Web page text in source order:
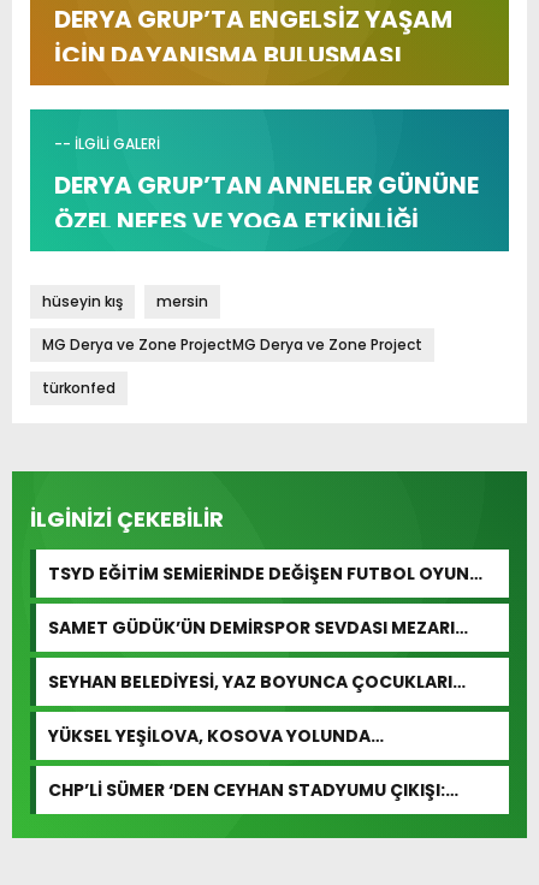
DERYA GRUP’TA ENGELSİZ YAŞAM
İÇİN DAYANIŞMA BULUŞMASI
-- İLGİLİ GALERİ
DERYA GRUP’TAN ANNELER GÜNÜNE
ÖZEL NEFES VE YOGA ETKİNLİĞİ
hüseyin kış mersin
MG Derya ve Zone ProjectMG Derya ve Zone Project
türkonfed
İLGİNİZİ ÇEKEBİLİR
TSYD EĞİTİM SEMİERİNDE DEĞİŞEN FUTBOL OYUN
KURALLARI ANLATILDI
SAMET GÜDÜK’ÜN DEMİRSPOR SEVDASI MEZARI
BAŞINDA YAŞATILDI
SEYHAN BELEDİYESİ, YAZ BOYUNCA ÇOCUKLARI
HAVUZLARLA BULUŞTURUYOR…
YÜKSEL YEŞİLOVA, KOSOVA YOLUNDA…
CHP’Lİ SÜMER ‘DEN CEYHAN STADYUMU ÇIKIŞI:
“ÖDENEK HAZIR DENDİ, ÇİVİ ÇAKILMADI!”